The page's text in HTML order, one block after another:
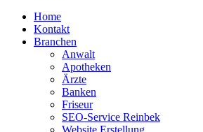
Home
Kontakt
Branchen
Anwalt
Apotheken
Ärzte
Banken
Friseur
SEO-Service Reinbek